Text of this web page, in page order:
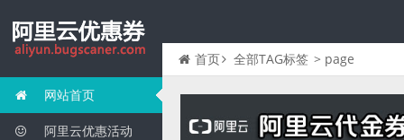
网站首页
阿里云优惠活动
首页 全部TAG标签 > page